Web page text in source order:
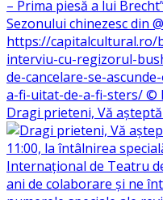
Dragi prieteni, Vă